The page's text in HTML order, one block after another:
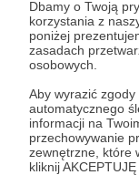
Dbamy o Twoją
korzystania z
poniżej
zasadach
osobowych.
Aby wyrazić
automatycznego
informacji na
przechowywanie
zewnętrzne, które
kliknij
20 zł
Jesteś
całego
aktywować
innowacyjnymi